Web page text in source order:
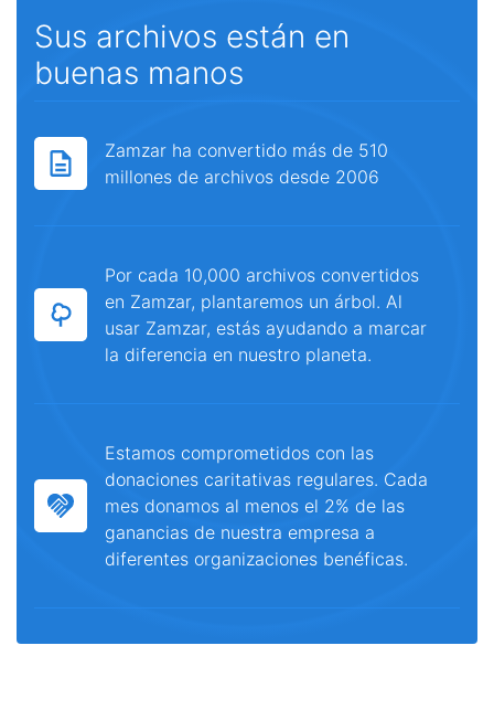
Sus archivos están en
buenas manos
Zamzar ha convertido más de 510
millones de archivos desde 2006
Por cada 10,000 archivos convertidos
en Zamzar, plantaremos un árbol. Al
usar Zamzar, estás ayudando a marcar
la diferencia en nuestro planeta.
Estamos comprometidos con las
donaciones caritativas regulares. Cada
mes donamos al menos el 2% de las
ganancias de nuestra empresa a
diferentes organizaciones benéficas.